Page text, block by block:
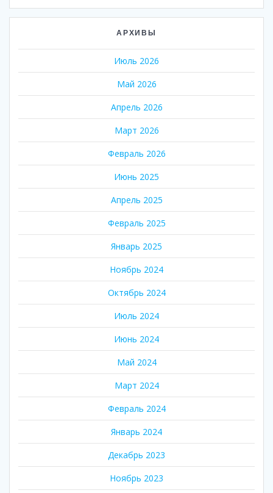
АРХИВЫ
Июль 2026
Май 2026
Апрель 2026
Март 2026
Февраль 2026
Июнь 2025
Апрель 2025
Февраль 2025
Январь 2025
Ноябрь 2024
Октябрь 2024
Июль 2024
Июнь 2024
Май 2024
Март 2024
Февраль 2024
Январь 2024
Декабрь 2023
Ноябрь 2023